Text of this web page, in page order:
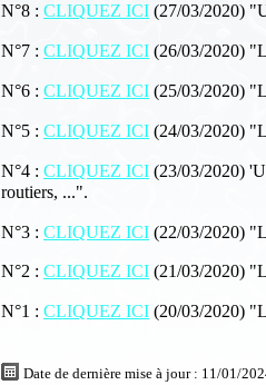
N°8 : CLIQUEZ ICI (27/03/2020)
N°7 : CLIQUEZ ICI (26/03/2020)
N°6 : CLIQUEZ ICI (25/03/2020)
N°5 : CLIQUEZ ICI (24/03/2020)
N°4 : CLIQUEZ ICI (23/03/2020)
routiers, ...".
N°3 : CLIQUEZ ICI (22/03/2020)
N°2 : CLIQUEZ ICI (21/03/2020)
N°1 : CLIQUEZ ICI (20/03/2020)
Date de dernière mise à jour : 11/01/